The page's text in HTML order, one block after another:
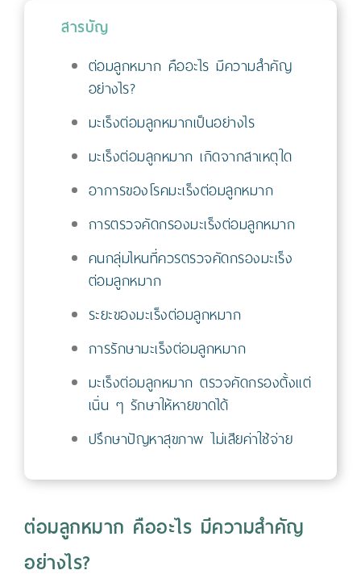
สารบัญ
ต่อมลูกหมาก คืออะไร มีความสำคัญ
อย่างไร?
มะเร็งต่อมลูกหมากเป็นอย่างไร
มะเร็งต่อมลูกหมาก เกิดจากสาเหตุใด
อาการของโรคมะเร็งต่อมลูกหมาก
การตรวจคัดกรองมะเร็งต่อมลูกหมาก
คนกลุ่มไหนที่ควรตรวจคัดกรองมะเร็ง
ต่อมลูกหมาก
ระยะของมะเร็งต่อมลูกหมาก
การรักษามะเร็งต่อมลูกหมาก
มะเร็งต่อมลูกหมาก ตรวจคัดกรองตั้งแต่
เนิ่น ๆ รักษาให้หายขาดได้
ปรึกษาปัญหาสุขภาพ ไม่เสียค่าใช้จ่าย
ต่อมลูกหมาก คืออะไร มีความสำคัญ
อย่างไร?